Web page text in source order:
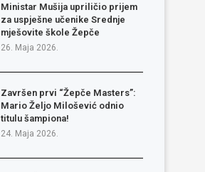
Ministar Mušija upriličio prijem
za uspješne učenike Srednje
mješovite škole Žepče
26. Maja 2026.
Završen prvi “Žepče Masters”:
Mario Željo Milošević odnio
titulu šampiona!
24. Maja 2026.